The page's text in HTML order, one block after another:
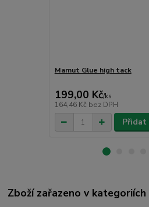
Mamut Glue high tack
199,00 Kč/ks
164,46 Kč bez DPH
Přidat
Zboží zařazeno v kategoriích